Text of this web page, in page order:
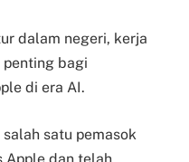
dalam negeri, kerja
penting bagi
di era AI.
satu pemasok